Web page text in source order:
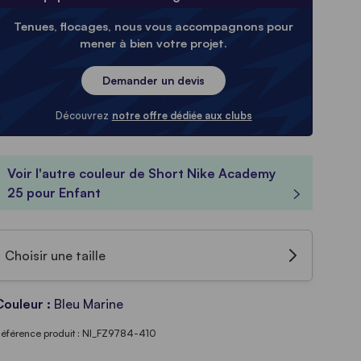
Tenues, flocages, nous vous accompagnons pour
mener à bien votre projet.
Demander un devis
Découvrez notre offre dédiée aux clubs
Voir l'autre couleur de Short Nike Academy
25 pour Enfant
Choisir une taille
: Bleu Marine
produit : NI_FZ9784-410